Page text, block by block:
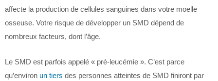
affecte la production de cellules sanguines dans votre moelle
osseuse. Votre risque de développer un SMD dépend de
nombreux facteurs, dont l’âge.
Le SMD est parfois appelé « pré-leucémie ». C’est parce
qu’environ un tiers des personnes atteintes de SMD finiront par